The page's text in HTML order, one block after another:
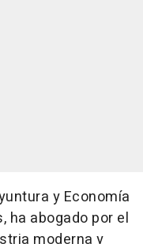
y Economía
ha abogado por el
moderna y